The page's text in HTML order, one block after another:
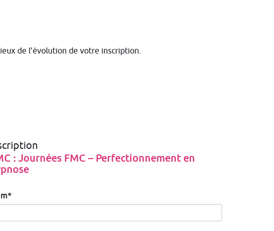
de l’évolution de votre inscription.
: Journées FMC – Perfectionnement en